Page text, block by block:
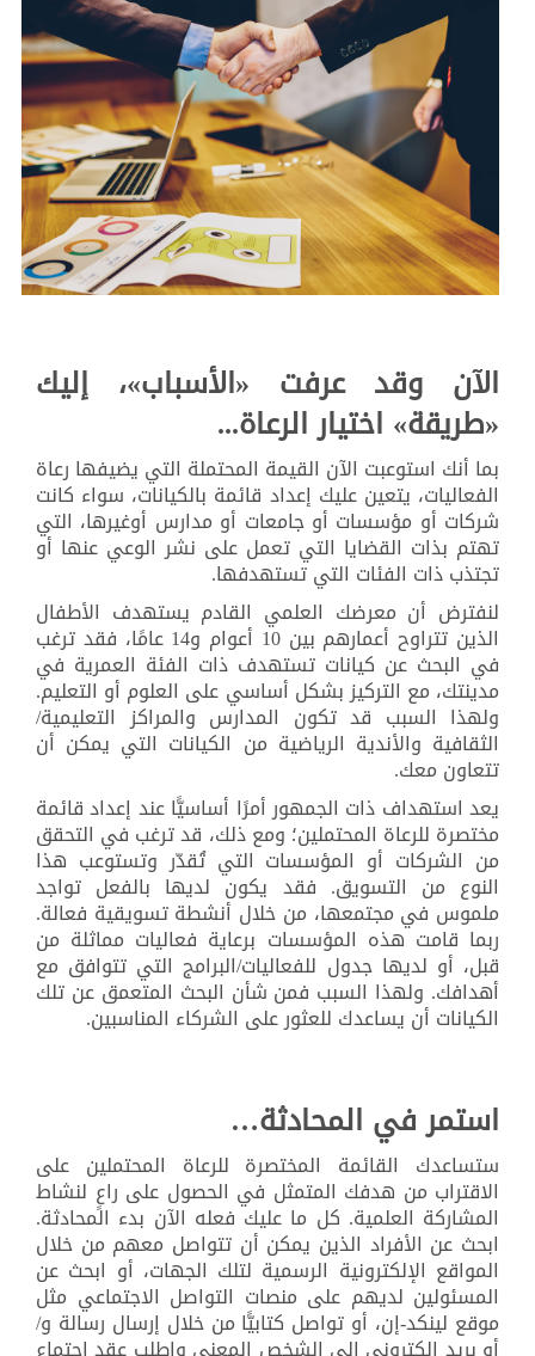
الآن وقد عرفت «الأسباب»، إليك
«طريقة» اختيار الرعاة...
بما أنك استوعبت الآن القيمة المحتملة التي يضيفها رعاة
الفعاليات، يتعين عليك إعداد قائمة بالكيانات، سواء كانت
شركات أو مؤسسات أو جامعات أو مدارس أوغيرها، التي
تهتم بذات القضايا التي تعمل على نشر الوعي عنها أو
تجتذب ذات الفئات التي تستهدفها.
لنفترض أن معرضك العلمي القادم يستهدف الأطفال
الذين تتراوح أعمارهم بين 10 أعوام و14 عامًا، فقد ترغب
في البحث عن كيانات تستهدف ذات الفئة العمرية في
مدينتك، مع التركيز بشكل أساسي على العلوم أو التعليم.
ولهذا السبب قد تكون المدارس والمراكز التعليمية/
الثقافية والأندية الرياضية من الكيانات التي يمكن أن
تتعاون معك.
يعد استهداف ذات الجمهور أمرًا أساسيًّا عند إعداد قائمة
مختصرة للرعاة المحتملين؛ ومع ذلك، قد ترغب في التحقق
من الشركات أو المؤسسات التي تُقدّر وتستوعب هذا
النوع من التسويق. فقد يكون لديها بالفعل تواجد
ملموس في مجتمعها، من خلال أنشطة تسويقية فعالة.
ربما قامت هذه المؤسسات برعاية فعاليات مماثلة من
قبل، أو لديها جدول للفعاليات/البرامج التي تتوافق مع
أهدافك. ولهذا السبب فمن شأن البحث المتعمق عن تلك
الكيانات أن يساعدك للعثور على الشركاء المناسبين.
استمر في المحادثة…
ستساعدك القائمة المختصرة للرعاة المحتملين على
الاقتراب من هدفك المتمثل في الحصول على راعٍ لنشاط
المشاركة العلمية. كل ما عليك فعله الآن بدء المحادثة.
ابحث عن الأفراد الذين يمكن أن تتواصل معهم من خلال
المواقع الإلكترونية الرسمية لتلك الجهات، أو ابحث عن
المسئولين لديهم على منصات التواصل الاجتماعي مثل
موقع لينكد-إن، أو تواصل كتابيًّا من خلال إرسال رسالة و/